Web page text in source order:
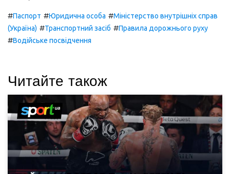
#Паспорт #Юридична особа #Міністерство внутрішніх справ
(Україна) #Транспортний засіб #Правила дорожнього руху
#Водійське посвідчення
Читайте також